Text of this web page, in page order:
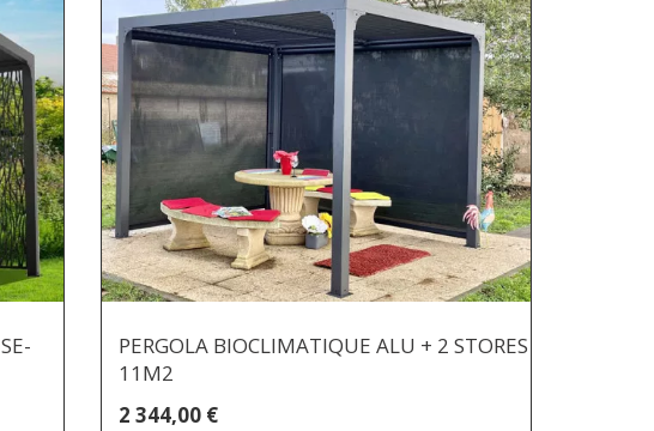
PERGOLA BIOCLIMATIQUE ALU + 2 STORES
11M2
2 344,00 €